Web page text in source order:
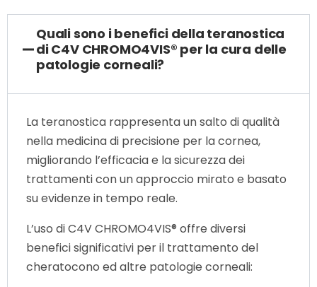
Quali sono i benefici della teranostica
di C4V CHROMO4VIS® per la cura delle
patologie corneali?
La teranostica rappresenta un salto di qualità
nella medicina di precisione per la cornea,
migliorando l’efficacia e la sicurezza dei
trattamenti con un approccio mirato e basato
su evidenze in tempo reale.
L’uso di C4V CHROMO4VIS® offre diversi
benefici significativi per il trattamento del
cheratocono ed altre patologie corneali: